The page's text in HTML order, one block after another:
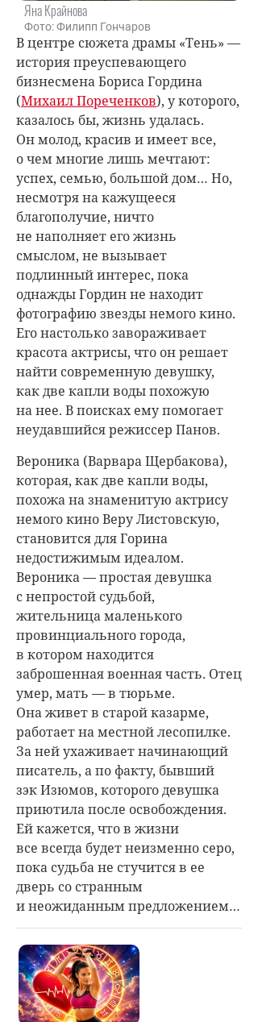
Яна Крайнова
Фото: Филипп Гончаров
В центре сюжета драмы «Тень» —
история преуспевающего
бизнесмена Бориса Гордина
(Михаил Пореченков), у которого,
казалось бы, жизнь удалась.
Он молод, красив и имеет все,
о чем многие лишь мечтают:
успех, семью, большой дом… Но,
несмотря на кажущееся
благополучие, ничто
не наполняет его жизнь
смыслом, не вызывает
подлинный интерес, пока
однажды Гордин не находит
фотографию звезды немого кино.
Его настолько завораживает
красота актрисы, что он решает
найти современную девушку,
как две капли воды похожую
на нее. В поисках ему помогает
неудавшийся режиссер Панов.
Вероника (Варвара Щербакова),
которая, как две капли воды,
похожа на знаменитую актрису
немого кино Веру Листовскую,
становится для Горина
недостижимым идеалом.
Вероника — простая девушка
с непростой судьбой,
жительница маленького
провинциального города,
в котором находится
заброшенная военная часть. Отец
умер, мать — в тюрьме.
Она живет в старой казарме,
работает на местной лесопилке.
За ней ухаживает начинающий
писатель, а по факту, бывший
зэк Изюмов, которого девушка
приютила после освобождения.
Ей кажется, что в жизни
все всегда будет неизменно серо,
пока судьба не стучится в ее
дверь со странным
и неожиданным предложением…